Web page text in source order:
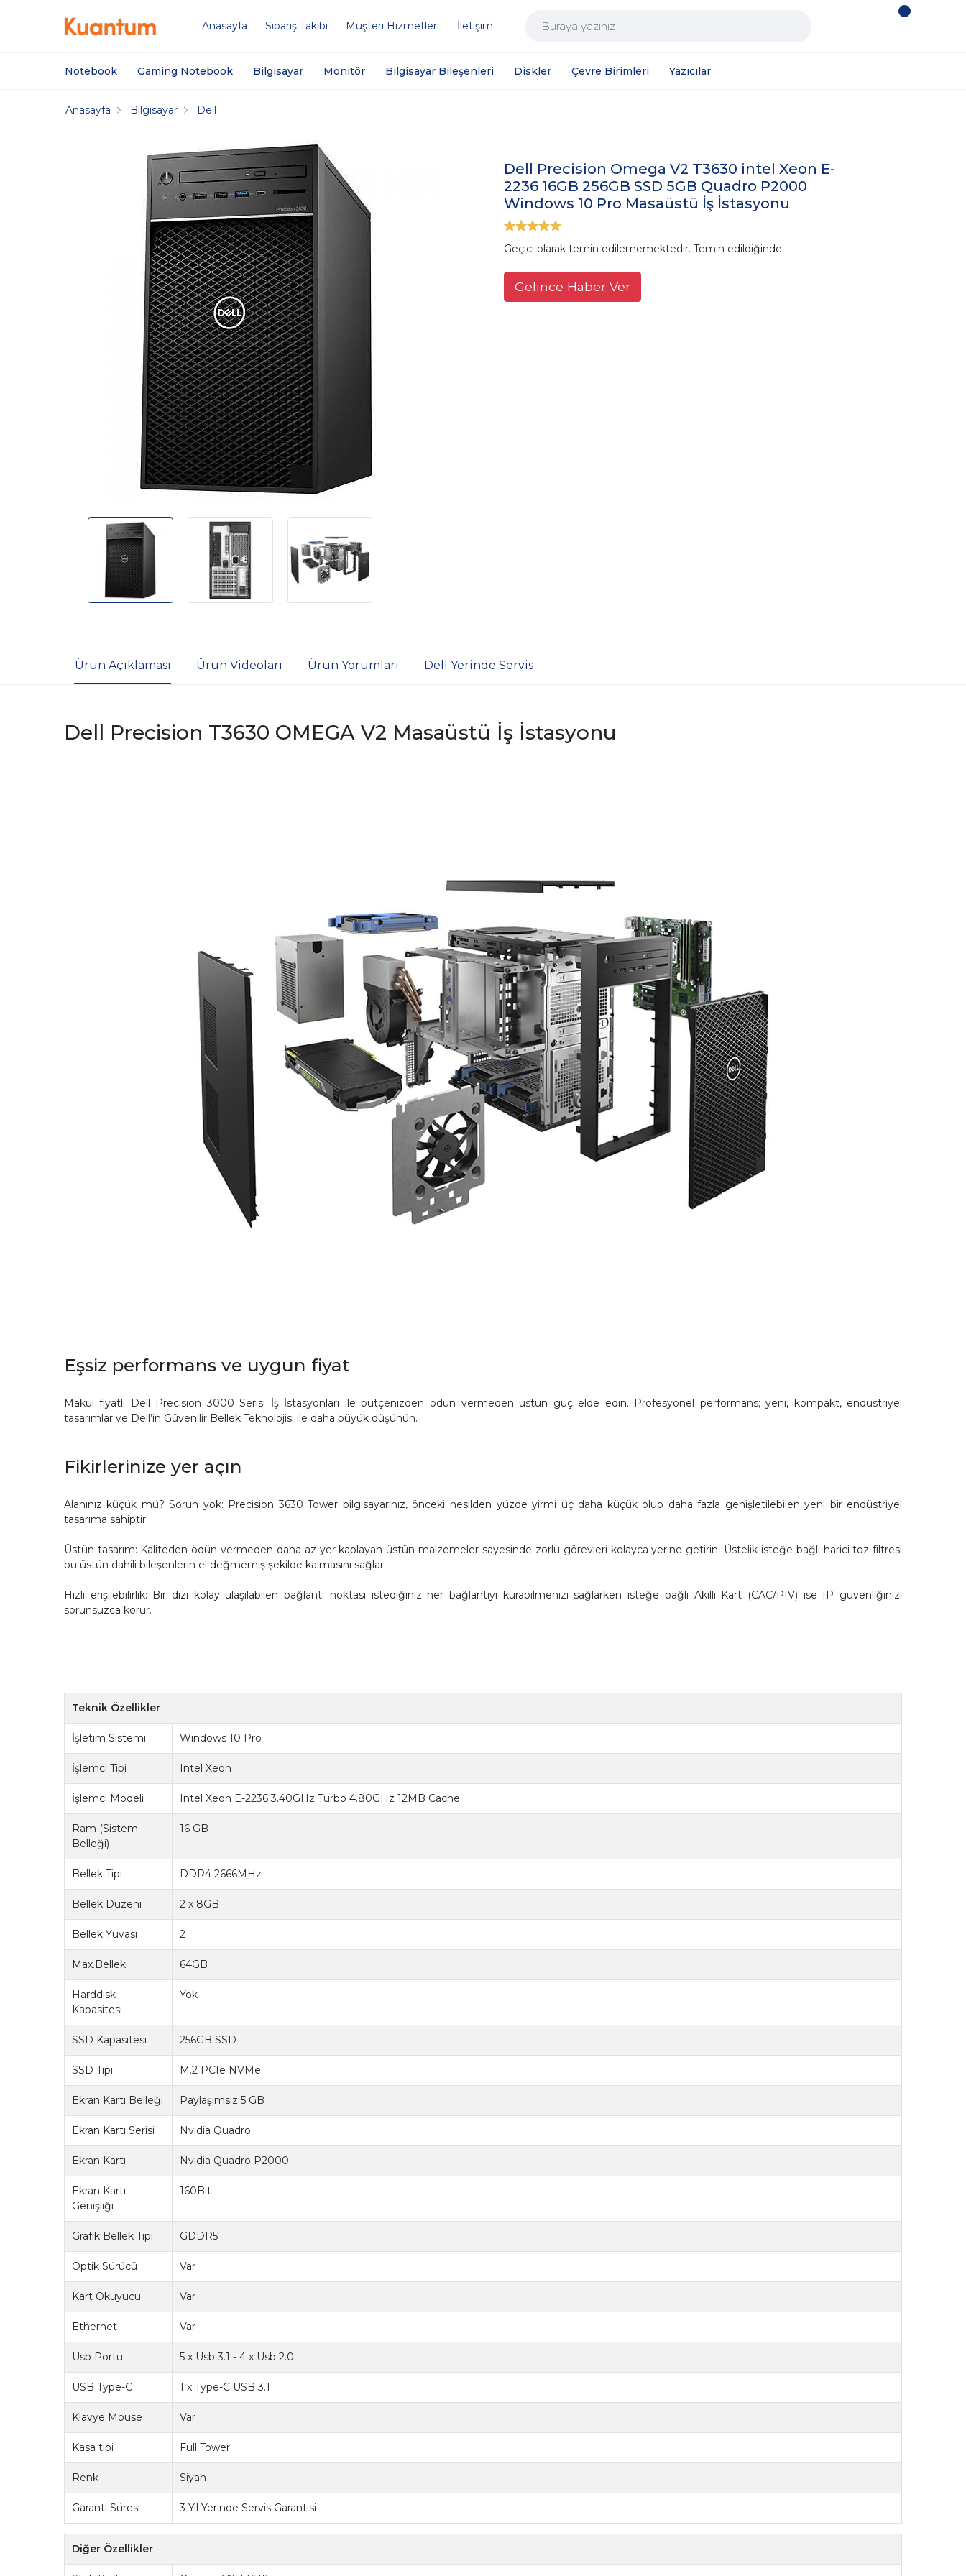
Anasayfa Sipariş Takibi Müşteri Hizmetleri İletişim
Notebook Gaming Notebook Bilgisayar Monitör Bilgisayar Bileşenleri Diskler Çevre Birimleri Yazıcılar
Anasayfa Bilgisayar Dell
Dell Precision Omega V2 T3630 intel Xeon E-
2236 16GB 256GB SSD 5GB Quadro P2000
Windows 10 Pro Masaüstü İş İstasyonu
Geçici olarak temin edilememektedir. Temin edildiğinde
Gelince Haber Ver
Ürün Açıklaması Ürün Videoları Ürün Yorumları Dell Yerinde Servis
Dell Precision T3630 OMEGA V2 Masaüstü İş İstasyonu
Eşsiz performans ve uygun fiyat
Makul fiyatlı Dell Precision 3000 Serisi İş İstasyonları ile bütçenizden ödün vermeden üstün güç elde edin. Profesyonel performans; yeni, kompakt, endüstriyel
tasarımlar ve Dell’in Güvenilir Bellek Teknolojisi ile daha büyük düşünün.
Fikirlerinize yer açın
Alanınız küçük mü? Sorun yok: Precision 3630 Tower bilgisayarınız, önceki nesilden yüzde yirmi üç daha küçük olup daha fazla genişletilebilen yeni bir endüstriyel
tasarıma sahiptir.
Üstün tasarım: Kaliteden ödün vermeden daha az yer kaplayan üstün malzemeler sayesinde zorlu görevleri kolayca yerine getirin. Üstelik isteğe bağlı harici toz filtresi
bu üstün dahili bileşenlerin el değmemiş şekilde kalmasını sağlar.
Hızlı erişilebilirlik: Bir dizi kolay ulaşılabilen bağlantı noktası istediğiniz her bağlantıyı kurabilmenizi sağlarken isteğe bağlı Akıllı Kart (CAC/PIV) ise IP güvenliğinizi
sorunsuzca korur.
Teknik Özellikler
İşletim Sistemi Windows 10 Pro
İşlemci Tipi Intel Xeon
İşlemci Modeli Intel Xeon E-2236 3.40GHz Turbo 4.80GHz 12MB Cache
Ram (Sistem
Belleği)
16 GB
Bellek Tipi DDR4 2666MHz
Bellek Düzeni 2 x 8GB
Bellek Yuvası 2
Max.Bellek 64GB
Harddisk
Kapasitesi
Yok
SSD Kapasitesi 256GB SSD
SSD Tipi M.2 PCIe NVMe
Ekran Kartı Belleği Paylaşımsız 5 GB
Ekran Kartı Serisi Nvidia Quadro
Ekran Kartı Nvidia Quadro P2000
Ekran Kartı
Genişliği
160Bit
Grafik Bellek Tipi GDDR5
Optik Sürücü Var
Kart Okuyucu Var
Ethernet Var
Usb Portu 5 x Usb 3.1 - 4 x Usb 2.0
USB Type-C 1 x Type-C USB 3.1
Klavye Mouse Var
Kasa tipi Full Tower
Renk Siyah
Garanti Süresi 3 Yıl Yerinde Servis Garantisi
Diğer Özellikler